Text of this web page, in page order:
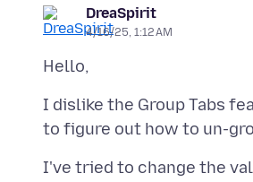
DreaSpirit
4/16/25, 1:12 AM
I dislike the Group Tabs
I've tried to change the